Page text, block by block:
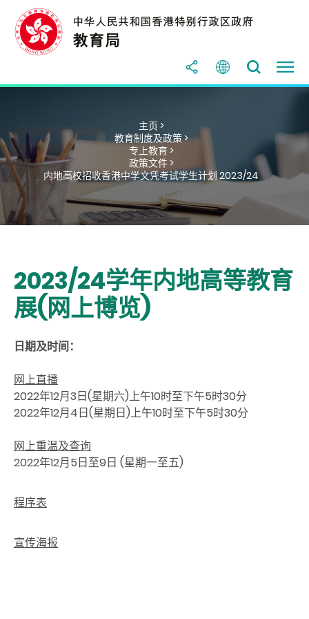
主页 >
教育制度及政策 >
专上教育 >
政策文件 >
内地高校招收香港中学文凭考试学生计划 2023/24
2023/24学年内地高等教育
展(网上博览)
日期及时间：
网上直播
2022年12月3日(星期六)上午10时至下午5时30分
2022年12月4日(星期日)上午10时至下午5时30分
网上重温及查询
2022年12月5日至9日 (星期一至五)
程序表
宣传海报